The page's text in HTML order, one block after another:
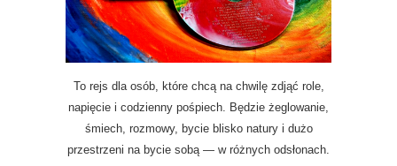
To rejs dla osób, które chcą na chwilę zdjąć role,
napięcie i codzienny pośpiech. Będzie żeglowanie,
śmiech, rozmowy, bycie blisko natury i dużo
przestrzeni na bycie sobą — w różnych odsłonach.